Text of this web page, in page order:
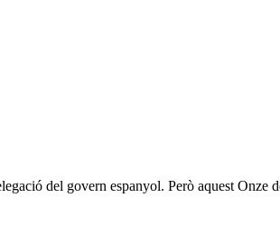
del govern espanyol. Però aquest